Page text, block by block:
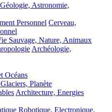
Géologie, Astronomie,
Personnel Cerveau,
Sauvage, Nature, Animaux
Archéologie,
Océans
Planète
Architecture, Energies
Robotique, Electronique,